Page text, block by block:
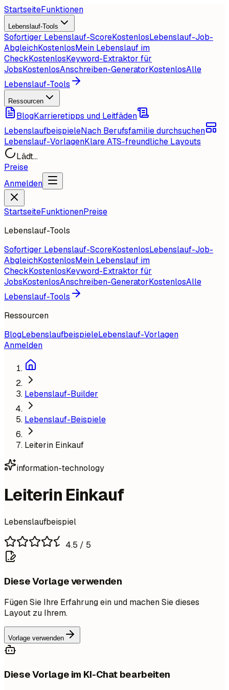
StartseiteFunktionen
Lebenslauf-Tools
Sofortiger Lebenslauf-ScoreKostenlosLebenslauf-Job-
AbgleichKostenlosMein Lebenslauf im
CheckKostenlosKeyword-Extraktor für
JobsKostenlosAnschreiben-GeneratorKostenlosAlle
Lebenslauf-Tools
Ressourcen
BlogKarrieretipps und Leitfäden
LebenslaufbeispieleNach Berufsfamilie durchsuchen
Lebenslauf-VorlagenKlare ATS-freundliche Layouts
Lädt...
Preise
Anmelden
StartseiteFunktionenPreise
Lebenslauf-Tools
Sofortiger Lebenslauf-ScoreKostenlosLebenslauf-Job-
AbgleichKostenlosMein Lebenslauf im
CheckKostenlosKeyword-Extraktor für
JobsKostenlosAnschreiben-GeneratorKostenlosAlle
Lebenslauf-Tools
Ressourcen
BlogLebenslaufbeispieleLebenslauf-Vorlagen
Anmelden
Lebenslauf-Builder
Lebenslauf-Beispiele
Leiterin Einkauf
information-technology
Leiterin Einkauf
Lebenslaufbeispiel
4.5 / 5
Diese Vorlage verwenden
Fügen Sie Ihre Erfahrung ein und machen Sie dieses
Layout zu Ihrem.
Vorlage verwenden
Diese Vorlage im KI-Chat bearbeiten